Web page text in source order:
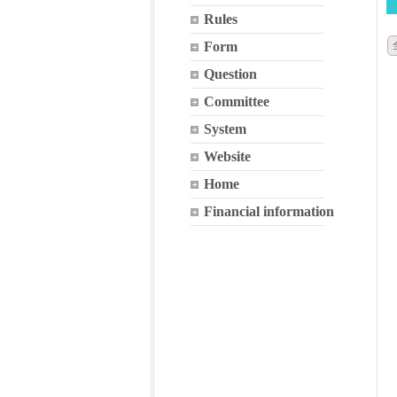
Rules
Form
Question
Committee
System
Website
Home
Financial information